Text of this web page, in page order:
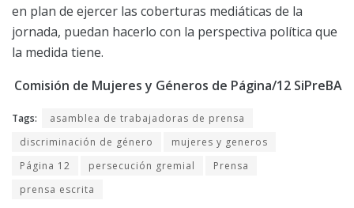
en plan de ejercer las coberturas mediáticas de la
jornada, puedan hacerlo con la perspectiva política que
la medida tiene.
Comisión de Mujeres y Géneros de Página/12 SiPreBA
Tags:
asamblea de trabajadoras de prensa
discriminación de género
mujeres y generos
Página 12
persecución gremial
Prensa
prensa escrita